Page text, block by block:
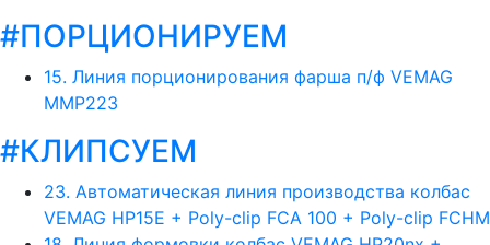
#ПОРЦИОНИРУЕМ
15. Линия порционирования фарша п/ф VEMAG
MMP223
#КЛИПСУЕМ
23. Автоматическая линия производства колбас
VEMAG HP15E + Poly-clip FCA 100 + Poly-clip FCHM